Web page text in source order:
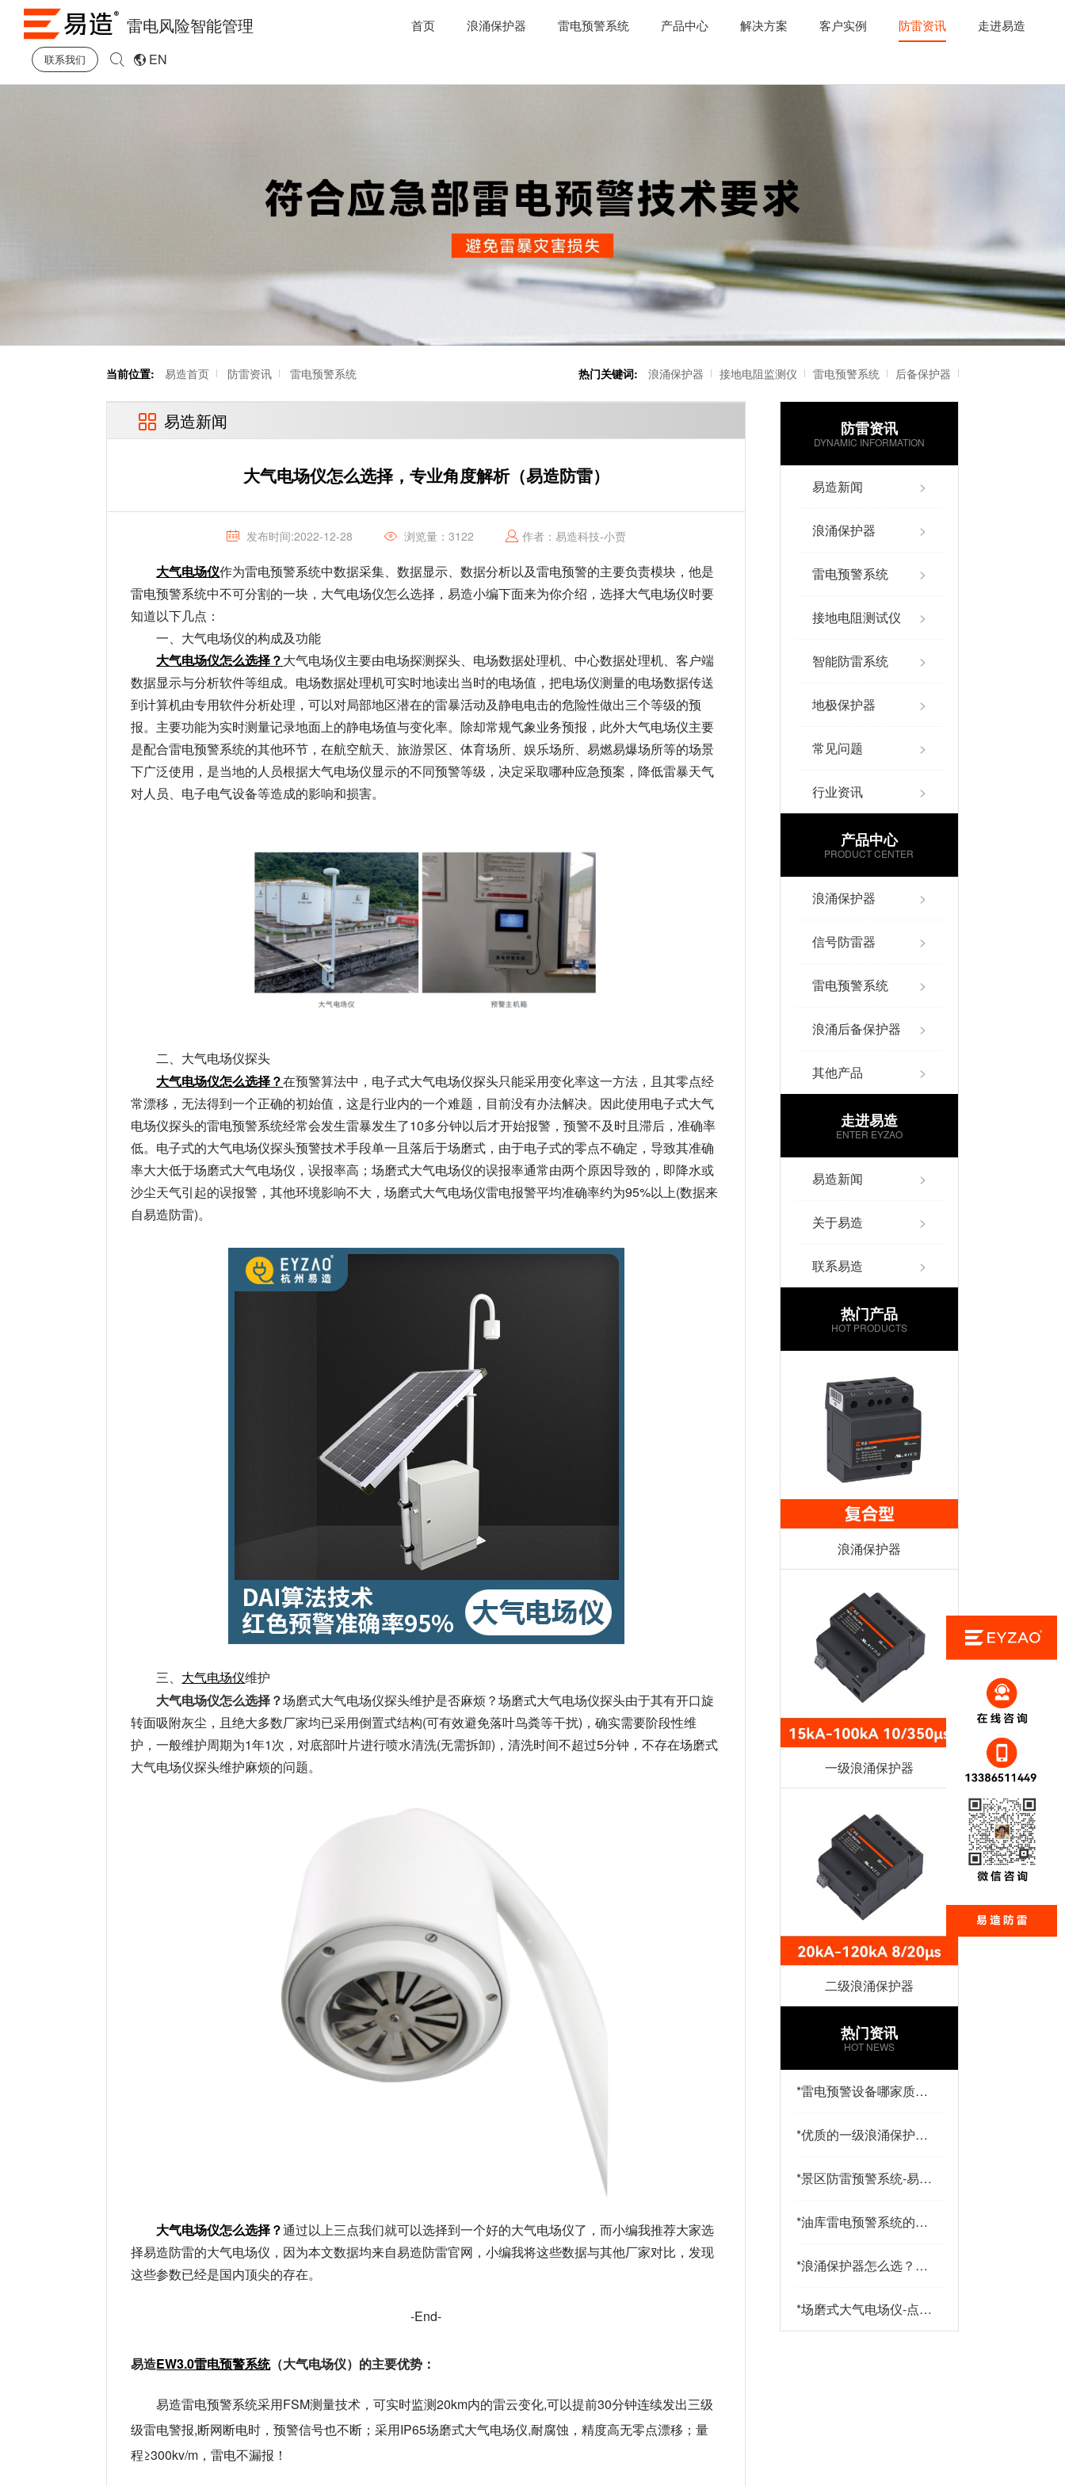
雷电风险智能管理 首页 浪涌保护器 雷电预警系统 产品中心 解决方案 客户实例 防雷资讯 走进易造
联系我们 EN
当前位置: 易造首页 防雷资讯 雷电预警系统 热门关键词: 浪涌保护器 接地电阻监测仪 雷电预警系统 后备保护器
雷电记录仪 智能防雷系统
易造新闻
大气电场仪怎么选择，专业角度解析（易造防雷）
发布时间:2022-12-28 浏览量：3122 作者：易造科技-小贾
大气电场仪作为雷电预警系统中数据采集、数据显示、数据分析以及雷电预警的主要负责模块，他是
雷电预警系统中不可分割的一块，大气电场仪怎么选择，易造小编下面来为你介绍，选择大气电场仪时要
知道以下几点：
一、大气电场仪的构成及功能
大气电场仪怎么选择？大气电场仪主要由电场探测探头、电场数据处理机、中心数据处理机、客户端
数据显示与分析软件等组成。电场数据处理机可实时地读出当时的电场值，把电场仪测量的电场数据传送
到计算机由专用软件分析处理，可以对局部地区潜在的雷暴活动及静电电击的危险性做出三个等级的预
报。主要功能为实时测量记录地面上的静电场值与变化率。除却常规气象业务预报，此外大气电场仪主要
是配合雷电预警系统的其他环节，在航空航天、旅游景区、体育场所、娱乐场所、易燃易爆场所等的场景
下广泛使用，是当地的人员根据大气电场仪显示的不同预警等级，决定采取哪种应急预案，降低雷暴天气
对人员、电子电气设备等造成的影响和损害。
二、 大气电场仪探头
大气电场仪怎么选择？在预警算法中，电子式大气电场仪探头只能采用变化率这一方法，且其零点经
常漂移，无法得到一个正确的初始值，这是行业内的一个难题，目前没有办法解决。因此使用电子式大气
电场仪探头的雷电预警系统经常会发生雷暴发生了10多分钟以后才开始报警，预警不及时且滞后，准确率
低。电子式的大气电场仪探头预警技术手段单一且落后于场磨式，由于电子式的零点不确定，导致其准确
率大大低于场磨式大气电场仪，误报率高；场磨式大气电场仪的误报率通常由两个原因导致的，即降水或
沙尘天气引起的误报警，其他环境影响不大，场磨式大气电场仪雷电报警平均准确率约为95%以上(数据来
自易造防雷)。
三、 大气电场仪维护
大气电场仪怎么选择？场磨式大气电场仪探头维护是否麻烦？场磨式大气电场仪探头由于其有开口旋
转面吸附灰尘，且绝大多数厂家均已采用倒置式结构(可有效避免落叶鸟粪等干扰)，确实需要阶段性维
护，一般维护周期为1年1次，对底部叶片进行喷水清洗(无需拆卸)，清洗时间不超过5分钟，不存在场磨式
大气电场仪探头维护麻烦的问题。
大气电场仪怎么选择？通过以上三点我们就可以选择到一个好的大气电场仪了，而小编我推荐大家选
择易造防雷的大气电场仪，因为本文数据均来自易造防雷官网，小编我将这些数据与其他厂家对比，发现
这些参数已经是国内顶尖的存在。
-End-
易造EW3.0雷电预警系统（大气电场仪）的主要优势：
易造雷电预警系统采用FSM测量技术，可实时监测20km内的雷云变化,可以提前30分钟连续发出三级
级雷电警报,断网断电时，预警信号也不断；采用IP65场磨式大气电场仪,耐腐蚀，精度高无零点漂移；量
程≥300kv/m，雷电不漏报！
防雷资讯
DYNAMIC INFORMATION
易造新闻 >
浪涌保护器 >
雷电预警系统 >
接地电阻测试仪 >
智能防雷系统 >
地极保护器 >
常见问题 >
行业资讯 >
产品中心
PRODUCT CENTER
浪涌保护器 >
信号防雷器 >
雷电预警系统 >
浪涌后备保护器 >
其他产品 >
走进易造
ENTER EYZAO
易造新闻 >
关于易造 >
联系易造 >
热门产品
HOT PRODUCTS
浪涌保护器
一级浪涌保护器
二级浪涌保护器
热门资讯
HOT NEWS
*雷电预警设备哪家质量
*优质的一级浪涌保护器
防雷
*景区防雷预警系统-易造
*油库雷电预警系统的传
看-易造
*浪涌保护器怎么选？三
策略助您精准选型-易造
*场磨式大气电场仪-点击
了解更多-易造